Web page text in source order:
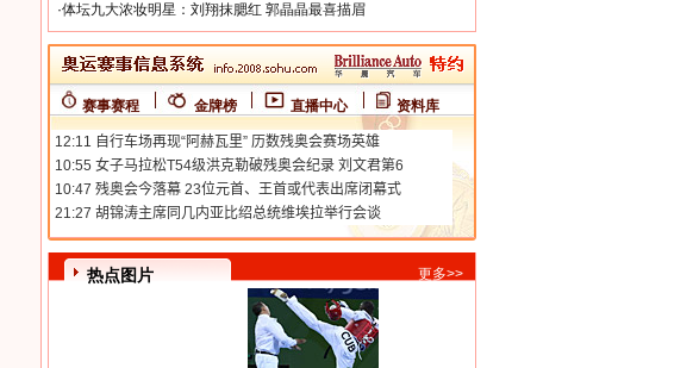
·体坛九大浓妆明星：刘翔抹腮红 郭晶晶最喜描眉
赛事赛程 金牌榜 直播中心 资料库
热点图片 更多>>